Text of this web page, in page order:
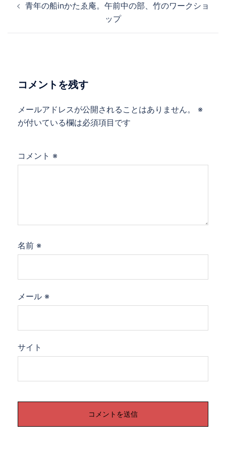
稿
シ
ン
青年の船inかたゑ庵。午前中の部、竹のワークショ
ップ
コメントを残す
メールアドレスが公開されることはありません。
※
が付いている欄は必須項目です
コメント ※
名前 ※
メール ※
サイト